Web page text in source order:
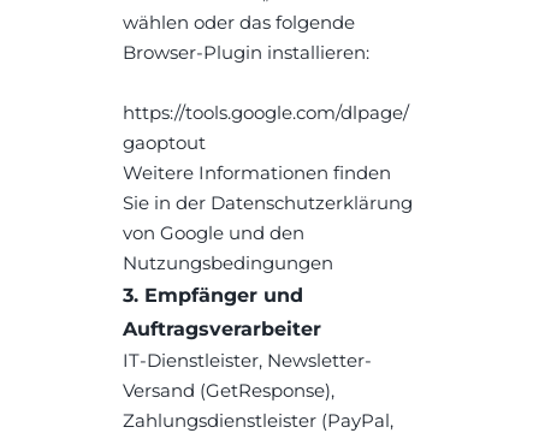
wählen oder das folgende
Browser-Plugin installieren:
https://tools.google.com/dlpage/
gaoptout
Weitere Informationen finden
Sie in der Datenschutzerklärung
von Google und den
Nutzungsbedingungen
3. Empfänger und
Auftragsverarbeiter
IT-Dienstleister, Newsletter-
Versand (GetResponse),
Zahlungsdienstleister (PayPal,